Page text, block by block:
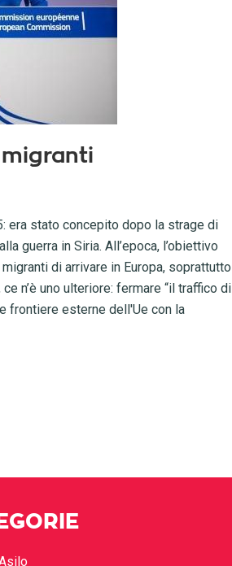
era stato concepito dopo la strage di
guerra in Siria. All’epoca, l’obiettivo
di arrivare in Europa, soprattutto
n’è uno ulteriore: fermare “il traffico di
frontiere esterne dell'Ue con la